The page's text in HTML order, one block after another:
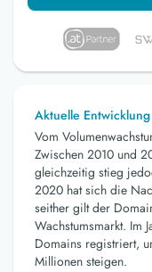
Aktuelle
Vom
Zwischen 2010 und
gleichzeitig stieg
2020 hat sich die
seither gilt der
Wachstumsmarkt. Im
Domains registriert,
Millionen steigen.